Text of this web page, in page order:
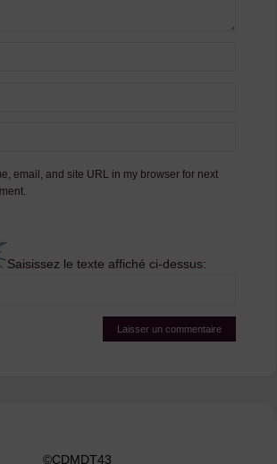
email, and site URL in my browser for next
Saisissez le texte affiché ci-dessus:
©CDMDT43